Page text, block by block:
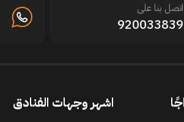
اتصل بنا على
920033839
اشهر وجهات الفنادق